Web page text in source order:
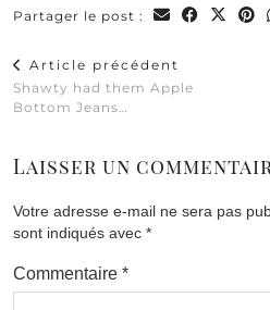
Partager le post :
Article précédent
Shawty had them Apple
Bottom Jeans…
Laisser un
Votre adresse e-mail ne sera pas
sont indiqués avec *
Commentaire *